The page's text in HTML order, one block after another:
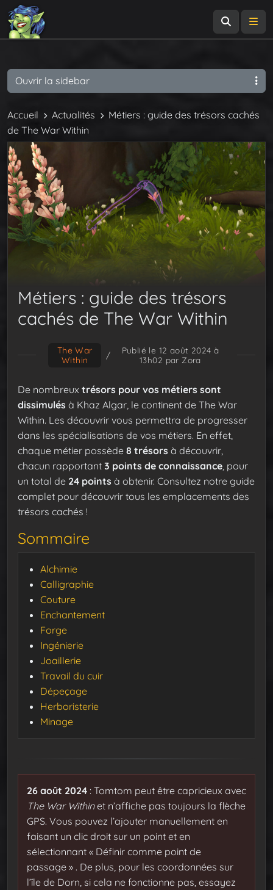
Accueil Actualités
Métiers : guide des trésors cachés
de The War Within
Métiers : guide des trésors
cachés de The War Within
The War
Within
/
Publié le 12 août 2024 à
13h02 par Zora
De nombreux trésors pour vos métiers sont
dissimulés à Khaz Algar, le continent de The War
Within. Les découvrir vous permettra de progresser
dans les spécialisations de vos métiers. En effet,
chaque métier possède 8 trésors à découvrir,
chacun rapportant 3 points de connaissance , pour
un total de 24 points à obtenir. Consultez notre guide
complet pour découvrir tous les emplacements des
trésors cachés !
Sommaire
Alchimie
Calligraphie
Couture
Enchantement
Forge
Ingénierie
Joaillerie
Travail du cuir
Dépeçage
Herboristerie
Minage
26 août 2024 : Tomtom peut être capricieux avec
The War Withinet n’affiche pas toujours la flèche
GPS. Vous pouvez l’ajouter manuellement en
faisant un clic droit sur un point et en
sélectionnant « Définir comme point de
passage » . De plus, pour les coordonnées sur
l’île de Dorn, si cela ne fonctionne pas, essayez
Ouvrir la sidebar